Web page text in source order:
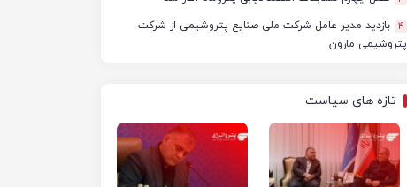
4 بازدید مدیر عامل شرکت ملی صنایع پتروشیمی از شرکت
پتروشیمی مارون
تازه های سیاست